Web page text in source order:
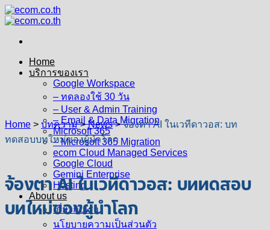
Skip
to
Home
บริการของเรา
Google Workspace
– ทดลองใช้ 30 วัน
– User & Admin Training
– Email & Data Migration
Microsoft 365
– Microsoft 365 Migration
ecom Cloud Managed Services
Google Cloud
Gemini Enterprise
Hosting
About us
เกี่ยวกับเรา
นโยบายความเป็นส่วนตัว
Home > บทความ>News>จ้องตา AI ในเวทีดาวอส: บท
ทดสอบบทใหม่ของผู้นำโลก
จ้องตา AI ในเวทีดาวอส: บททดสอบ
บทใหม่ของผู้นำโลก